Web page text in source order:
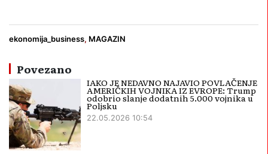
ekonomija_business, MAGAZIN
Povezano
IAKO JE NEDAVNO NAJAVIO POVLAČENJE
AMERIČKIH VOJNIKA IZ EVROPE: Trump
odobrio slanje dodatnih 5.000 vojnika u
Poljsku
22.05.2026 10:54